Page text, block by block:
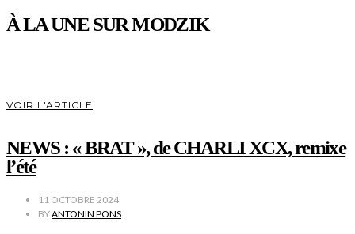
À LA UNE SUR MODZIK
VOIR L'ARTICLE
NEWS : « BRAT », de CHARLI XCX, remixe
l’été
11 OCTOBRE 2024
BYANTONIN PONS